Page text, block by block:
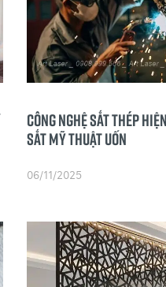
Công nghệ Sắt thép
Sắt mỹ thuật Uốn
06/11/2025